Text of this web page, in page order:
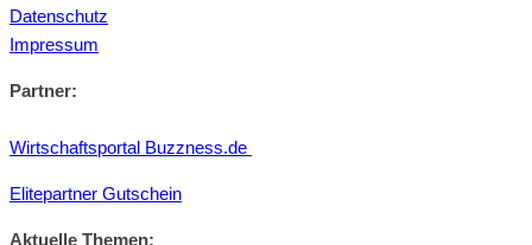
Datenschutz
Impressum
Partner:
Wirtschaftsportal Buzzness.de
Elitepartner Gutschein
Aktuelle Themen: